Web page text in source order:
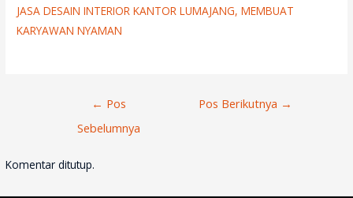
JASA DESAIN INTERIOR KANTOR LUMAJANG, MEMBUAT
KARYAWAN NYAMAN
Navigasi
Pos
← Pos
Sebelumnya
Pos Berikutnya →
Komentar ditutup.